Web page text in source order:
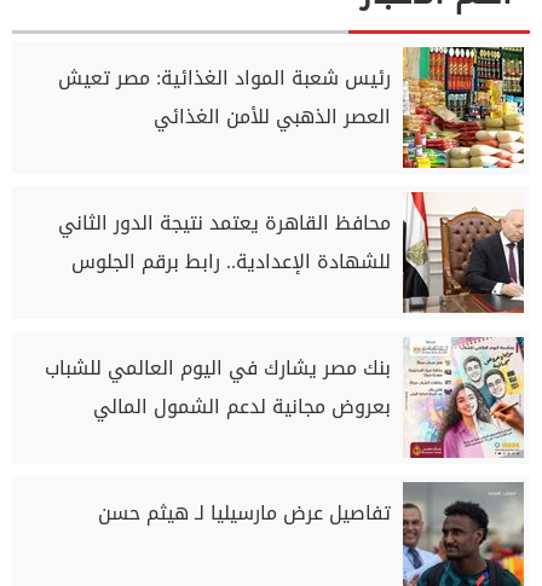
رئيس شعبة المواد الغذائية: مصر تعيش
العصر الذهبي للأمن الغذائي
محافظ القاهرة يعتمد نتيجة الدور الثاني
للشهادة الإعدادية.. رابط برقم الجلوس
بنك مصر يشارك في اليوم العالمي للشباب
بعروض مجانية لدعم الشمول المالي
تفاصيل عرض مارسيليا لـ هيثم حسن